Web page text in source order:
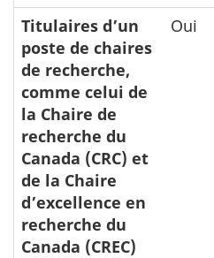
Titulaires d’un
poste de chaires
de recherche,
comme celui de
la Chaire de
recherche du
Canada (CRC) et
de la Chaire
d’excellence en
recherche du
Canada (CREC)
Oui